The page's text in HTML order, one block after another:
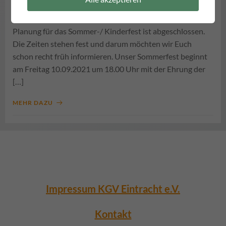
Planung für das Sommer-/ Kinderfest ist abgeschlossen.
Die Zeiten stehen fest und darum möchten wir Euch
schon recht früh informieren. Unser Sommerfest beginnt
am Freitag 10.09.2021 um 18.00 Uhr mit der Ehrung der
[…]
MEHR DAZU
Impressum KGV Eintracht e.V.
Kontakt